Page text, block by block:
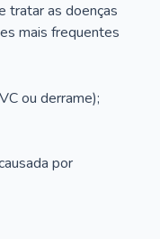
tratar as doenças
mais frequentes
ou derrame);
por